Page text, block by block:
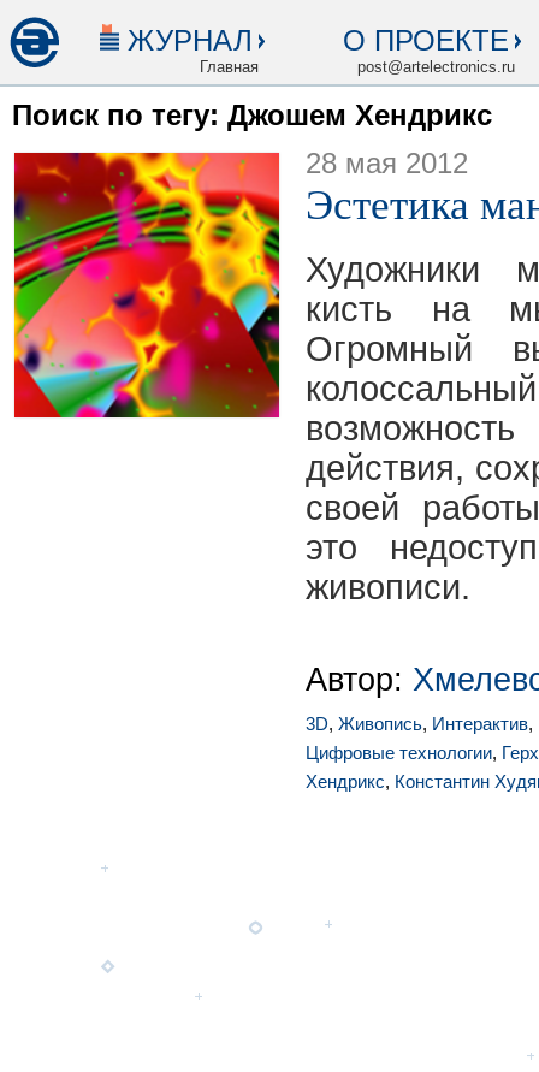
ЖУРНАЛ
Главная
О ПРОЕКТЕ
post@artelectronics.ru
Поиск по тегу: Джошем Хендрикс
28 мая 2012
Эстетика
Художники
кисть на
Огромный
действия,
своей
это
живописи.
Автор:
3D, Живопись, Интерактив,
Цифровые технологии,
Хендрикс, Константин